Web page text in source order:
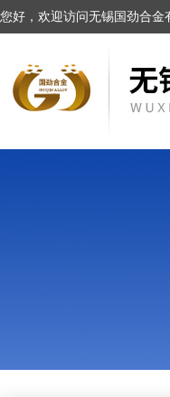
您好，欢迎访问无锡国劲合金